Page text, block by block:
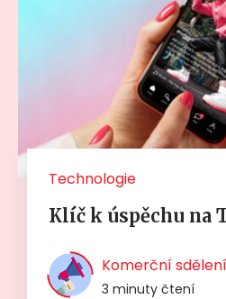
Technologie
Klíč k úspěchu na
Komerční sdělení
3 minuty čtení